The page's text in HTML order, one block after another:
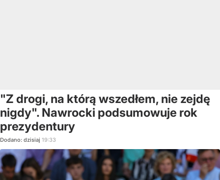
"Z drogi, na którą wszedłem, nie zejdę
nigdy". Nawrocki podsumowuje rok
prezydentury
Dodano: dzisiaj 19:33